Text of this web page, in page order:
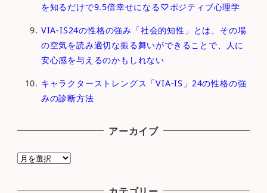
を知るだけで9.5倍幸せになる♡ポジティブ心理学
VIA-IS24の性格の強み「社会的知性」とは、その場
の空気を読み適切な振る舞いができることで、人に
安心感を与えるのかもしれない
キャラクターストレングス「VIA-IS」24の性格の強
みの診断方法
アーカイブ
ア